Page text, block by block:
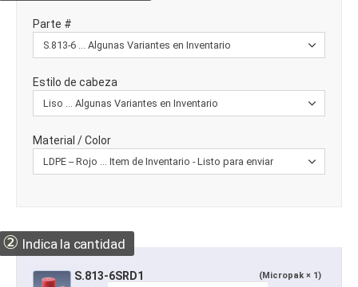
Parte #
Estilo de cabeza
Material / Color
② Indica la cantidad
S.813-6SRD1 (Micropak × 1)